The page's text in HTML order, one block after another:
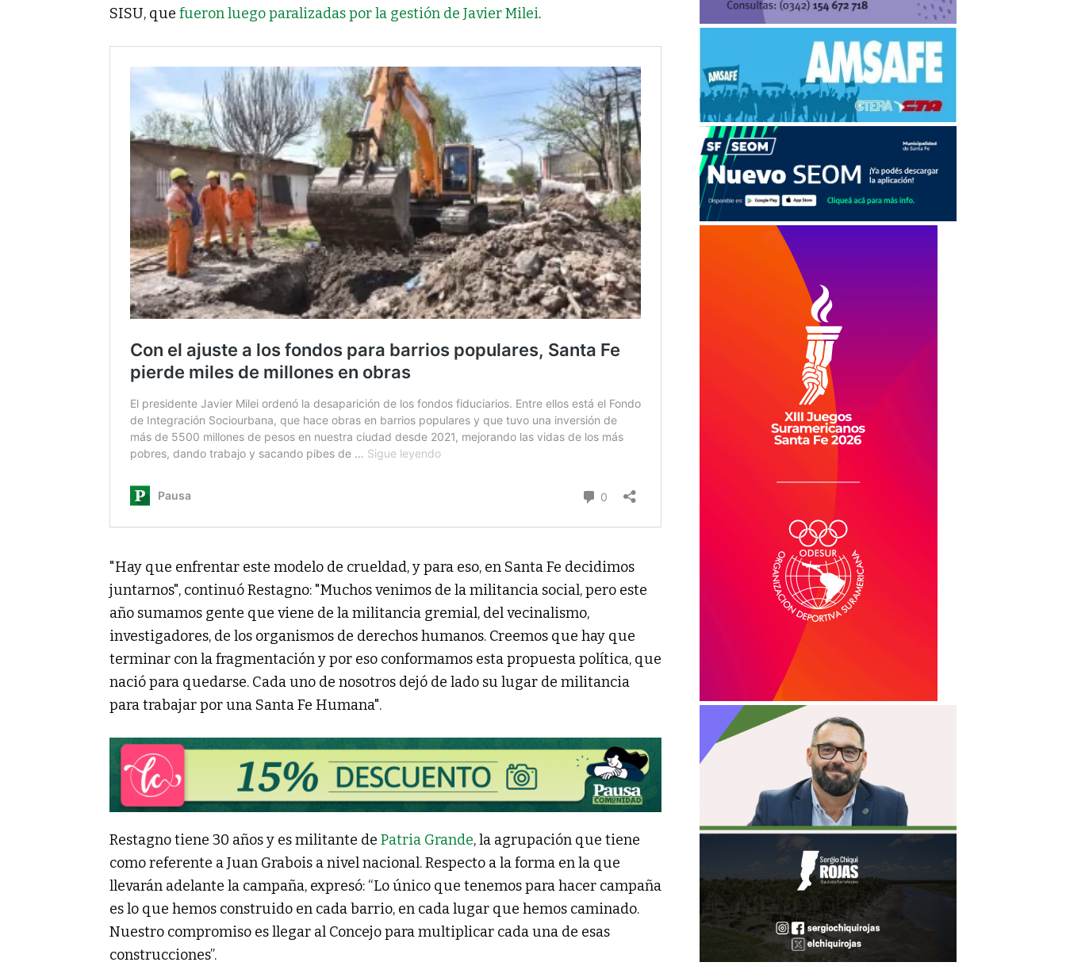
SISU, que fueron luego paralizadas por la gestión de Javier Milei.
"Hay que enfrentar este modelo de crueldad, y para eso, en Santa Fe decidimos
juntarnos", continuó Restagno: "Muchos venimos de la militancia social, pero este
año sumamos gente que viene de la militancia gremial, del vecinalismo,
investigadores, de los organismos de derechos humanos. Creemos que hay que
terminar con la fragmentación y por eso conformamos esta propuesta política, que
nació para quedarse. Cada uno de nosotros dejó de lado su lugar de militancia
para trabajar por una Santa Fe Humana".
Restagno tiene 30 años y es militante de Patria Grande, la agrupación que tiene
como referente a Juan Grabois a nivel nacional. Respecto a la forma en la que
llevarán adelante la campaña, expresó: “Lo único que tenemos para hacer campaña
es lo que hemos construido en cada barrio, en cada lugar que hemos caminado.
Nuestro compromiso es llegar al Concejo para multiplicar cada una de esas
construcciones”.